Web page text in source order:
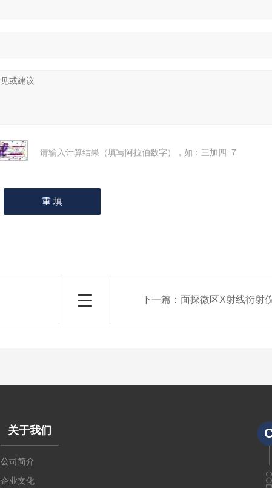
请输入计算结果（填写阿拉伯数字），如：三加四=7
下一篇： 面探微区X射线衍射
关于我们
公司简介
企业文化
CODE